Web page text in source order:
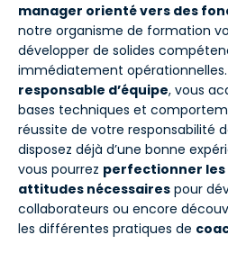
manager orienté vers des
notre organisme de formation
développer de solides
immédiatement opérationnelles.
responsable d’équipe, vous
bases techniques et
réussite de votre responsabilité
disposez déjà d’une bonne
vous pourrez perfectionner
attitudes nécessaires pour
collaborateurs ou encore
les différentes pratiques de